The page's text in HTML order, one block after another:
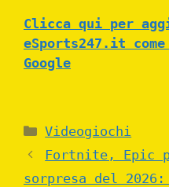
Clicca qui per
eSports247.it
Google
Categories
Videogiochi
Fortnite, Epic
sorpresa del